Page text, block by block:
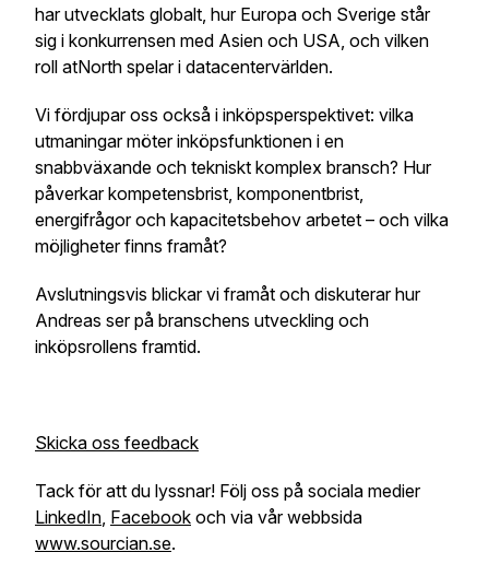
har utvecklats globalt, hur Europa och Sverige står
sig i konkurrensen med Asien och USA, och vilken
roll atNorth spelar i datacentervärlden.
Vi fördjupar oss också i inköpsperspektivet: vilka
utmaningar möter inköpsfunktionen i en
snabbväxande och tekniskt komplex bransch? Hur
påverkar kompetensbrist, komponentbrist,
energifrågor och kapacitetsbehov arbetet – och vilka
möjligheter finns framåt?
Avslutningsvis blickar vi framåt och diskuterar hur
Andreas ser på branschens utveckling och
inköpsrollens framtid.
Skicka oss feedback
Tack för att du lyssnar! Följ oss på sociala medier
LinkedIn, Facebook och via vår webbsida
www.sourcian.se.